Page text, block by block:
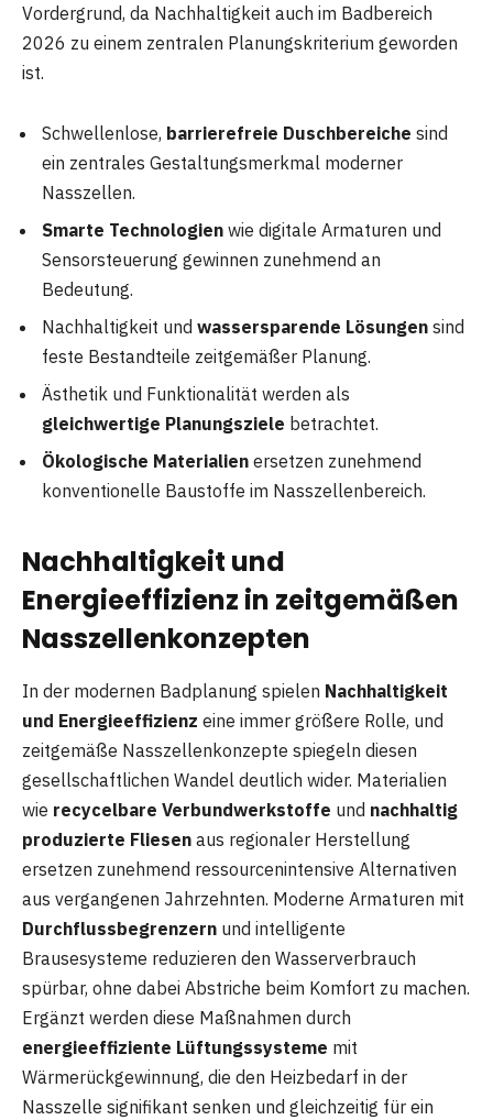
Vordergrund, da Nachhaltigkeit auch im Badbereich
2026 zu einem zentralen Planungskriterium geworden
ist.
Schwellenlose, barrierefreie Duschbereiche sind
ein zentrales Gestaltungsmerkmal moderner
Nasszellen.
Smarte Technologien wie digitale Armaturen und
Sensorsteuerung gewinnen zunehmend an
Bedeutung.
Nachhaltigkeit und wassersparende Lösungen sind
feste Bestandteile zeitgemäßer Planung.
Ästhetik und Funktionalität werden als
gleichwertige Planungsziele betrachtet.
Ökologische Materialien ersetzen zunehmend
konventionelle Baustoffe im Nasszellenbereich.
Nachhaltigkeit und
Energieeffizienz in zeitgemäßen
Nasszellenkonzepten
In der modernen Badplanung spielen Nachhaltigkeit
und Energieeffizienz eine immer größere Rolle, und
zeitgemäße Nasszellenkonzepte spiegeln diesen
gesellschaftlichen Wandel deutlich wider. Materialien
wie recycelbare Verbundwerkstoffe und nachhaltig
produzierte Fliesen aus regionaler Herstellung
ersetzen zunehmend ressourcenintensive Alternativen
aus vergangenen Jahrzehnten. Moderne Armaturen mit
Durchflussbegrenzern und intelligente
Brausesysteme reduzieren den Wasserverbrauch
spürbar, ohne dabei Abstriche beim Komfort zu machen.
Ergänzt werden diese Maßnahmen durch
energieeffiziente Lüftungssysteme mit
Wärmerückgewinnung, die den Heizbedarf in der
Nasszelle signifikant senken und gleichzeitig für ein